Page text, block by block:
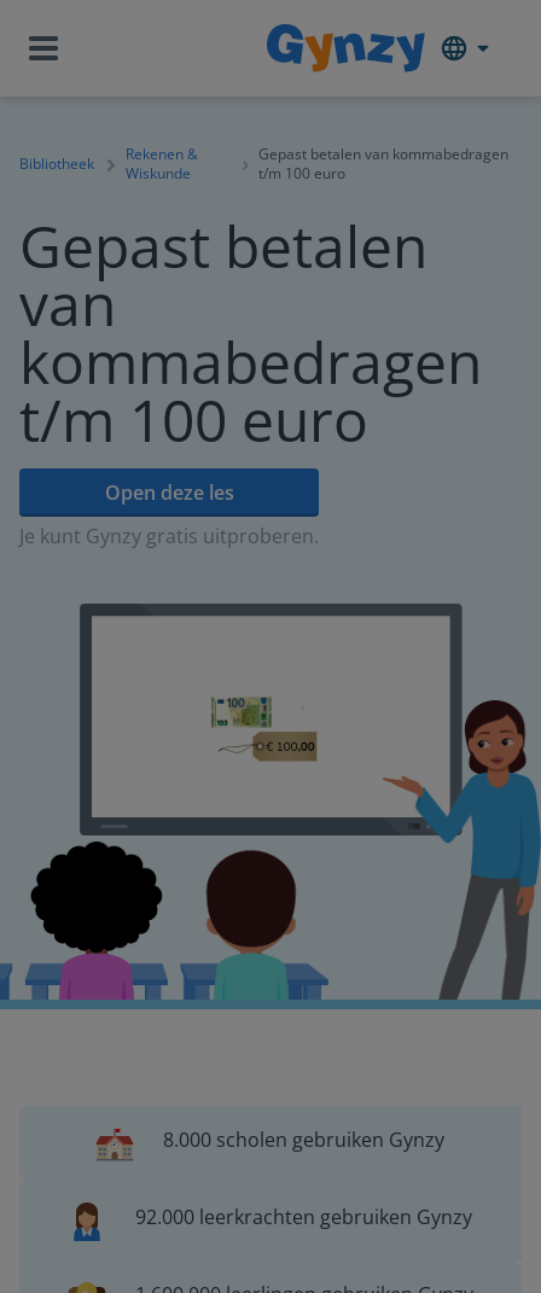
Bibliotheek
Rekenen &
Wiskunde
Gepast betalen van kommabedragen
t/m 100 euro
Gepast betalen
van
kommabedragen
t/m 100 euro
Open deze les
Je kunt Gynzy gratis uitproberen.
8.000 scholen gebruiken Gynzy
92.000 leerkrachten gebruiken Gynzy